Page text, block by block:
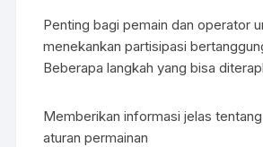
Penting bagi pemain dan operator
menekankan partisipasi
Beberapa langkah yang bisa
Memberikan informasi jelas
aturan permainan